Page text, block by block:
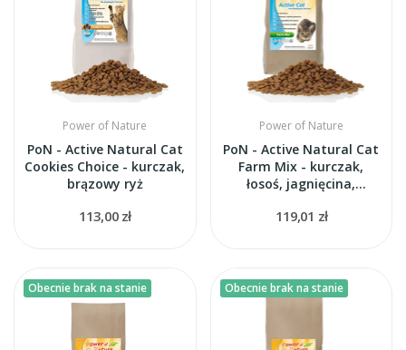
Power of Nature
PoN - Active Natural Cat
Cookies Choice - kurczak,
brązowy ryż
113,00 zł
Power of Nature
PoN - Active Natural Cat
Farm Mix - kurczak,
łosoś, jagnięcina,
119,01 zł
Obecnie brak na stanie Obecnie brak na stanie